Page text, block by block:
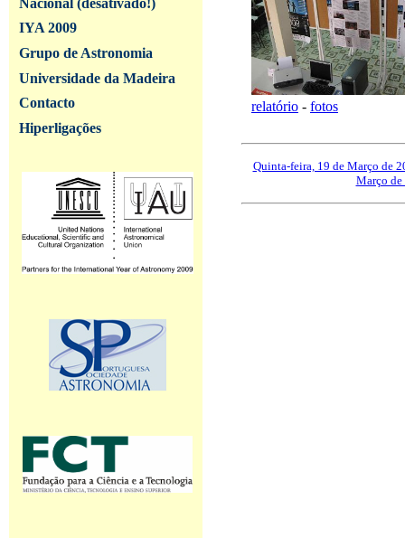
IYA 2009
Grupo de Astronomia
Universidade da Madeira
Contacto
Hiperligações
relatório - fotos
Quinta-feira, 19 de Março de
Março de